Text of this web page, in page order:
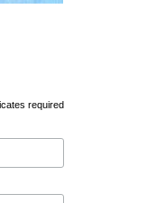
required